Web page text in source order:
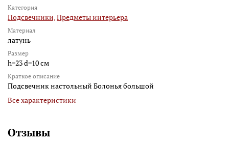
Категория
Подсвечники,Предметы интерьера
Материал
латунь
Размер
h=23 d=10 см
Краткое описание
Подсвечник настольный Болонья большой
Все характеристики
Отзывы